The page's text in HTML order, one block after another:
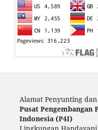
Alamat Penyunting dan
Pusat Pengembangan
Indonesia (P4I)
Lingkungan